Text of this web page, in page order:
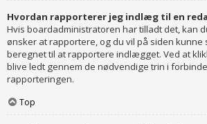
Hvordan rapporterer jeg indlæg til en
Hvis boardadministratoren har tilladt det, kan
ønsker at rapportere, og du vil på siden kunne
beregnet til at rapportere indlægget. Ved at
blive ledt gennem de nødvendige trin i
rapporteringen.
Top